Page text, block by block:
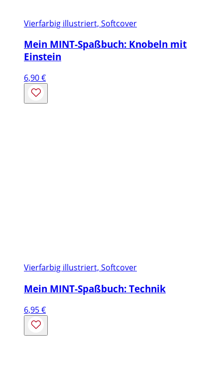
Vierfarbig illustriert, Softcover
Mein MINT-Spaßbuch: Knobeln mit
Einstein
6,90€
Vierfarbig illustriert, Softcover
Mein MINT-Spaßbuch: Technik
6,95€